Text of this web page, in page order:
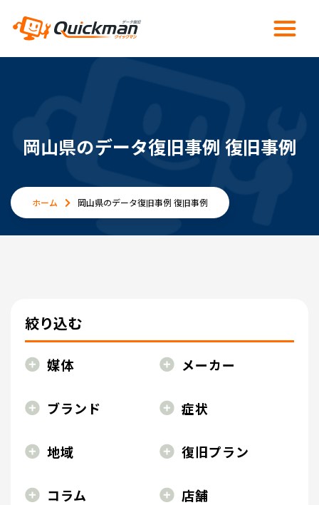
岡山県のデータ復旧事例 復旧事例
ホーム 岡山県のデータ復旧事例 復旧事例
絞り込む
媒体 メーカー
ブランド 症状
地域 復旧プラン
コラム 店舗